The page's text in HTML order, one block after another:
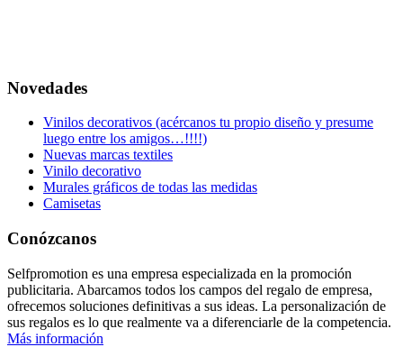
Novedades
Vinilos decorativos (acércanos tu propio diseño y presume
luego entre los amigos…!!!!)
Nuevas marcas textiles
Vinilo decorativo
Murales gráficos de todas las medidas
Camisetas
Conózcanos
Selfpromotion es una empresa especializada en la promoción
publicitaria. Abarcamos todos los campos del regalo de empresa,
ofrecemos soluciones definitivas a sus ideas. La personalización de
sus regalos es lo que realmente va a diferenciarle de la competencia.
Más información